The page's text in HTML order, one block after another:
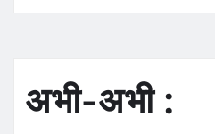
अभी-अभी :